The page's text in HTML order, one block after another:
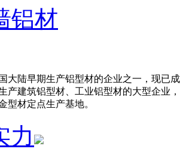
铝材
大陆早期生产铝型材的企业之一，现已
产建筑铝型材、工业铝型材的大型企业
型材定点生产基地。
力